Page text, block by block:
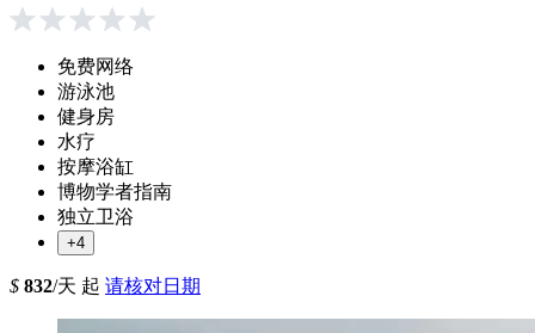
免费网络
游泳池
健身房
水疗
按摩浴缸
博物学者指南
独立卫浴
+4
$ 832/天 起 请核对日期